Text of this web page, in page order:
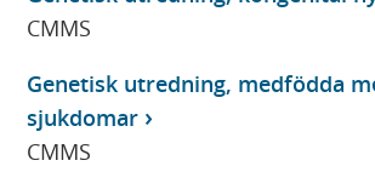
CMMS
Genetisk utredning, medfödda
sjukdomar
CMMS